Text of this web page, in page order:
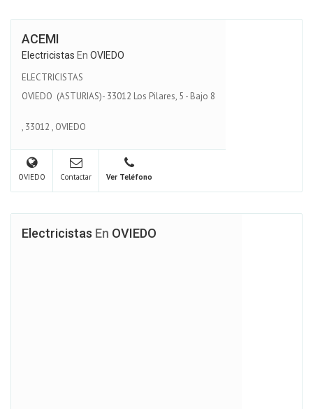
ACEMI
Electricistas En OVIEDO
ELECTRICISTAS
OVIEDO (ASTURIAS)- 33012 Los Pilares, 5 - Bajo 8
, 33012 , OVIEDO
OVIEDO Contactar Ver Teléfono
Electricistas En OVIEDO